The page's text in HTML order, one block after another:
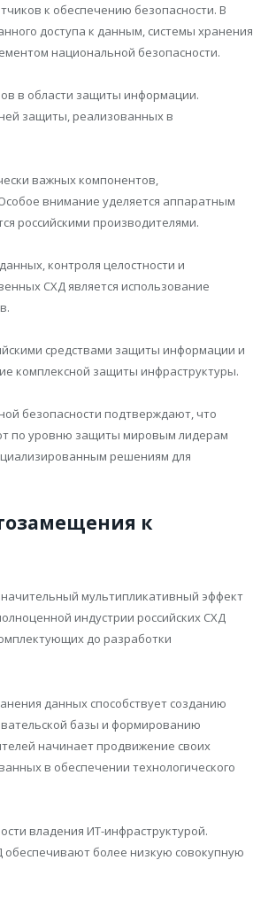
к обеспечению безопасности. В
доступа к данным, системы хранения
национальной безопасности.
в области защиты информации.
защиты, реализованных в
важных компонентов,
внимание уделяется аппаратным
российскими производителями.
контроля целостности и
СХД является использование
средствами защиты информации и
комплексной защиты инфраструктуры.
безопасности подтверждают, что
по уровню защиты мировым лидерам
решениям для
к
мультипликативный эффект
индустрии российских СХД
до разработки
данных способствует созданию
базы и формированию
начинает продвижение своих
в обеспечении технологического
владения ИТ-инфраструктурой.
более низкую совокупную